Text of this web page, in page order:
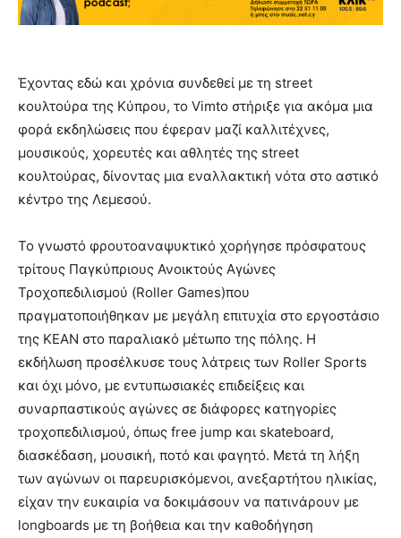
Έχοντας εδώ και χρόνια συνδεθεί με τη street
κουλτούρα της Κύπρου, το Vimto στήριξε για ακόμα μια
φορά εκδηλώσεις που έφεραν μαζί καλλιτέχνες,
μουσικούς, χορευτές και αθλητές της street
κουλτούρας, δίνοντας μια εναλλακτική νότα στο αστικό
κέντρο της Λεμεσού.
Το γνωστό φρουτοαναψυκτικό χορήγησε πρόσφατους
τρίτους Παγκύπριους Ανοικτούς Αγώνες
Τροχοπεδιλισμού (Roller Games)που
πραγματοποιήθηκαν με μεγάλη επιτυχία στο εργοστάσιο
της ΚΕΑΝ στο παραλιακό μέτωπο της πόλης. Η
εκδήλωση προσέλκυσε τους λάτρεις των Roller Sports
και όχι μόνο, με εντυπωσιακές επιδείξεις και
συναρπαστικούς αγώνες σε διάφορες κατηγορίες
τροχοπεδιλισμού, όπως free jump και skateboard,
διασκέδαση, μουσική, ποτό και φαγητό. Μετά τη λήξη
των αγώνων οι παρευρισκόμενοι, ανεξαρτήτου ηλικίας,
είχαν την ευκαιρία να δοκιμάσουν να πατινάρουν με
longboards με τη βοήθεια και την καθοδήγηση